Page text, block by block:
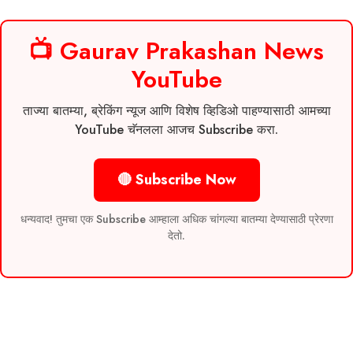
📺 Gaurav Prakashan News
YouTube
ताज्या बातम्या, ब्रेकिंग न्यूज आणि विशेष व्हिडिओ पाहण्यासाठी आमच्या
YouTube चॅनलला आजच Subscribe करा.
🔴 Subscribe Now
धन्यवाद! तुमचा एक Subscribe आम्हाला अधिक चांगल्या बातम्या देण्यासाठी प्रेरणा
देतो.